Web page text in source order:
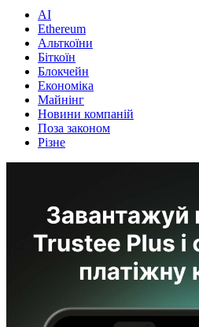
AI
Ethereum
Альткоїни
Біткоїн
Блокчейн
Економіка
Майнінг
Новини компаній
Поза законом
Різне